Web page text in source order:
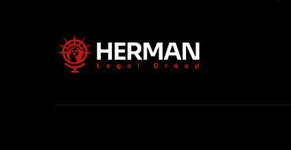
For three